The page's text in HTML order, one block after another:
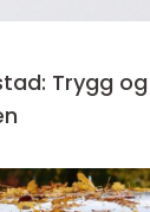
Trygg